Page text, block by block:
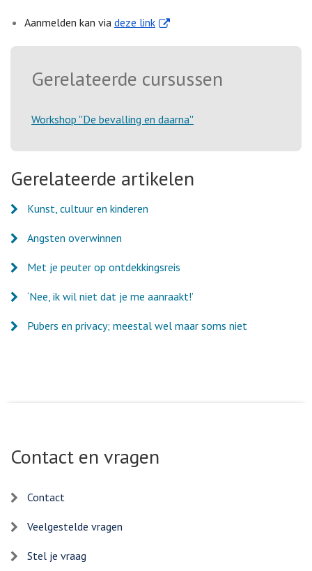
Aanmelden kan via deze link. Externe link
Gerelateerde cursussen
Workshop ''De bevalling en daarna''
Gerelateerde artikelen
Kunst, cultuur en kinderen
Angsten overwinnen
Met je peuter op ontdekkingsreis
‘Nee, ik wil niet dat je me aanraakt!’
Pubers en privacy; meestal wel maar soms niet
Contact en vragen
Contact
Veelgestelde vragen
Stel je vraag